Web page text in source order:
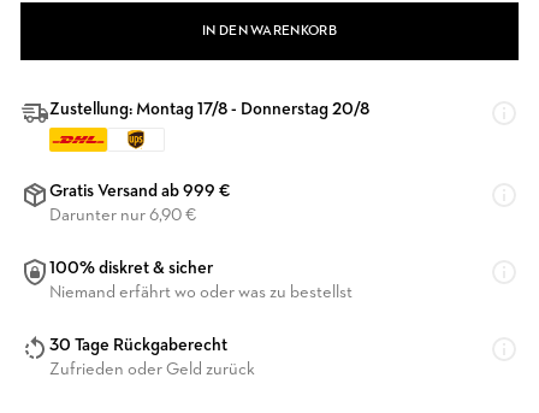
IN DEN WARENKORB
Zustellung: Montag 17/8 - Donnerstag 20/8
Gratis Versand ab 999 €
Darunter nur 6,90 €
100% diskret & sicher
Niemand erfährt wo oder was zu bestellst
30 Tage Rückgaberecht
Zufrieden oder Geld zurück